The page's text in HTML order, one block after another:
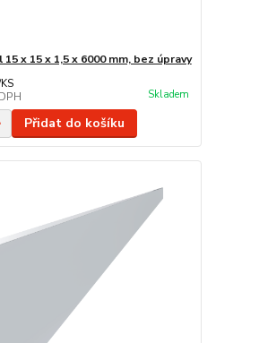
x 15 x 1,5 x 6000 mm, bez úpravy
KS
Skladem
Přidat do košíku